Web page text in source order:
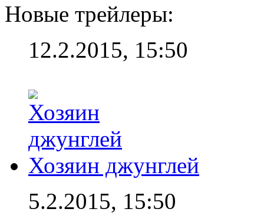
Новые трейлеры:
12.2.2015, 15:50
Хозяин джунглей
5.2.2015, 15:50